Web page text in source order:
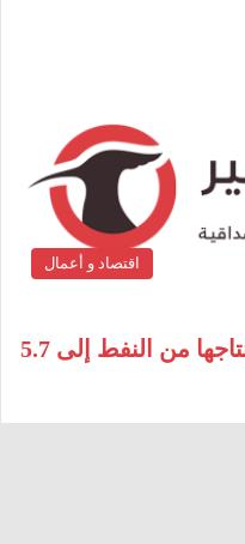
اقتصاد و أعمال
صحيفة : إيران تتوقع زيادة إنتاجها من النفط إلى 5.7